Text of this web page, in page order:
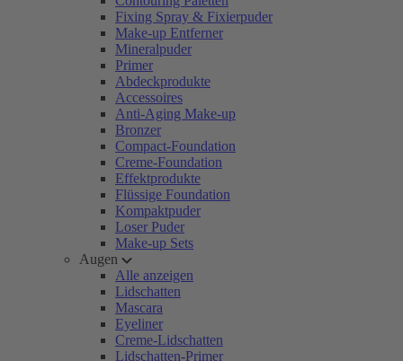
Fixing Spray & Fixierpuder
Make-up Entferner
Mineralpuder
Primer
Abdeckprodukte
Accessoires
Anti-Aging Make-up
Bronzer
Compact-Foundation
Creme-Foundation
Effektprodukte
Flüssige Foundation
Kompaktpuder
Loser Puder
Make-up Sets
Augen
Alle anzeigen
Lidschatten
Mascara
Eyeliner
Creme-Lidschatten
Lidschatten-Primer